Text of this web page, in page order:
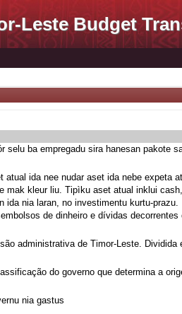
Leste Budget
selu ba empregadu sira hanesan pakote
atual ida nee nudar aset ida nebe expeta
mak kleur liu. Tipìku aset atual inklui
ida nia laran, no investimentu kurtu-prazu.
de dinheiro e dívidas
administrativa de Timor-Leste.
do governo que determina a
nia gastus